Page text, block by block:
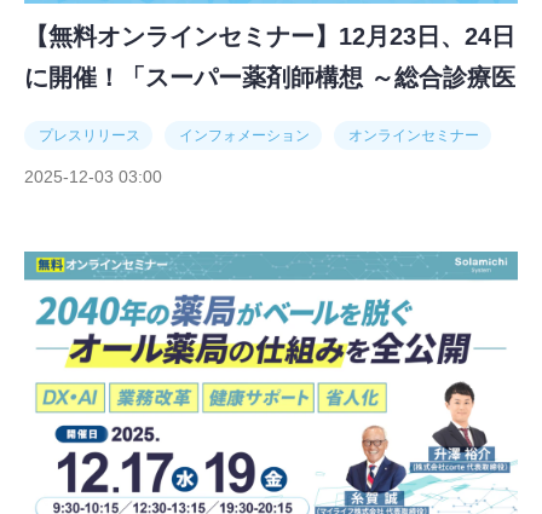
【無料オンラインセミナー】12月23日、24日
に開催！「スーパー薬剤師構想 ～総合診療医
プレスリリース インフォメーション オンラインセミナー
2025-12-03 03:00